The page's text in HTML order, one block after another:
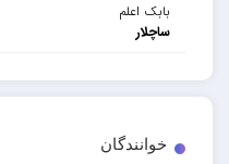
بابک اعلم
ساچلار
خوانندگان